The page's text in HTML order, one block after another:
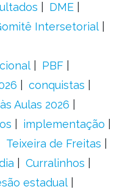
DME
Intersetorial
PBF
conquistas
Aulas 2026
implementação
Teixeira de Freitas
Curralinhos
estadual